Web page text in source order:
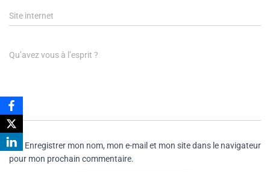
Site internet
Qu’avez vous à l’esprit ?
Enregistrer mon nom, mon e-mail et mon site dans le navigateur
pour mon prochain commentaire.